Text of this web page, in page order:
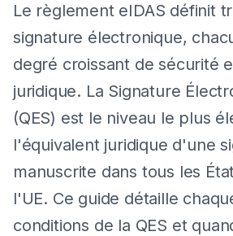
Le règlement eIDAS définit
signature électronique,
degré croissant de sécurité
juridique. La Signature
(QES) est le niveau le plus
l'équivalent juridique d'une
manuscrite dans tous les
l'UE. Ce guide détaille
conditions de la QES et